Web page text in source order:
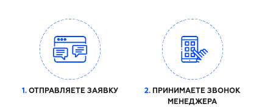
1. ОТПРАВЛЯЕТЕ ЗАЯВКУ 2. ПРИНИМАЕТЕ ЗВОНОК
МЕНЕДЖЕРА